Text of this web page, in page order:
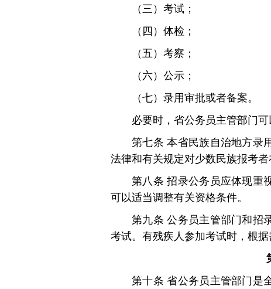
（三）考试；
（四）体检；
（五）考察；
（六）公示；
（七）录用审批或者备案。
必要时，省公务员主管部门可
第七条 本省民族自治地方录
法律和有关规定对少数民族报考
第八条 招录公务员应体现重
可以适当调整有关资格条件。
第九条 公务员主管部门和招
考试。有残疾人参加考试时，根据
第十条 省公务员主管部门是